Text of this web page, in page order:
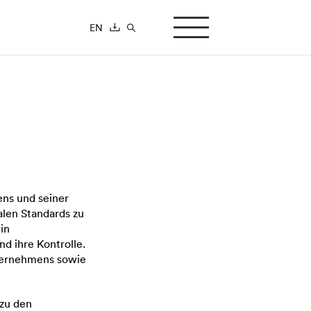
EN
und seiner
Standards zu
ihre Kontrolle.
sowie
den